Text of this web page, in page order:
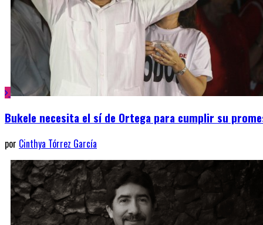
Bukele necesita el sí de Ortega para cumplir su
por Cinthya Tórrez García